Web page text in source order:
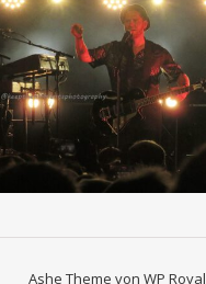
Ashe Theme von WP Royal